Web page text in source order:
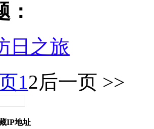
：
日之旅
12后一页 >>
IP地址